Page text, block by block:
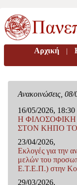
Αρχική
Ανακοινώσεις,
16/05/2026, 18:30
Η
ΣΤΟΝ ΚΗΠΟ
23/04/2026,
Εκλογές για την
μελών του
Ε.Τ.Ε.Π.) στην
29/03/2026,